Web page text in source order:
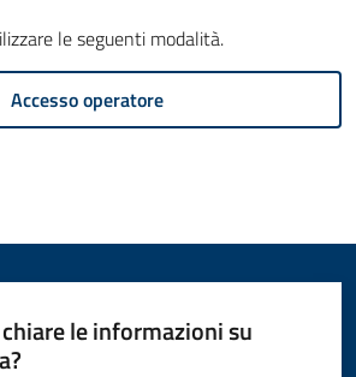
le seguenti modalità.
Accesso operatore
le informazioni su